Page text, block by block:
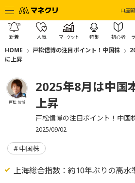
口座
新着 人気 マーケット 特集 初心者
HOME 戸松信博の注目ポイント！中国株
に上昇
戸松 信博
2025年8月は中国
上昇
戸松信博の注目ポイント！中国
2025/09/02
中国株
上海総合指数：約10年ぶりの高水